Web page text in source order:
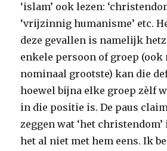
‘islam’ ook lezen:
‘vrijzinnig humanisme’ etc.
deze gevallen is namelijk
enkele persoon of groep (ook
nominaal grootste) kan die
hoewel bijna elke groep zèlf
in die positie is. De paus
zeggen wat ‘het
het al niet met hem eens. Ik